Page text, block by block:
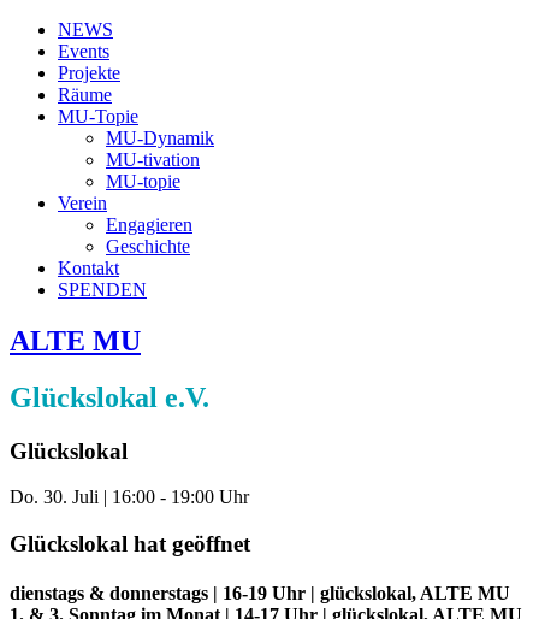
NEWS
Events
Projekte
Räume
MU-Topie
MU-Dynamik
MU-tivation
MU-topie
Verein
Engagieren
Geschichte
Kontakt
SPENDEN
ALTE MU
Glückslokal e.V.
Glückslokal
Do. 30. Juli | 16:00 - 19:00 Uhr
Glückslokal hat geöffnet
dienstags & donnerstags | 16-19 Uhr | glückslokal, ALTE MU